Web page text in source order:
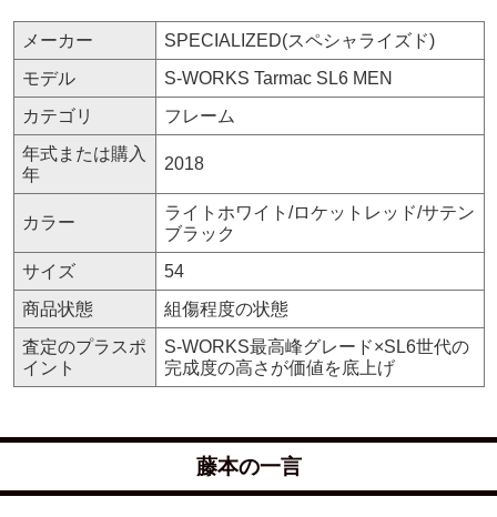
メーカー
SPECIALIZED(スペシャライズド)
モデル
S-WORKS Tarmac SL6 MEN
カテゴリ
フレーム
年式または購入
年
2018
カラー
ライトホワイト/ロケットレッド/サテン
ブラック
サイズ
54
商品状態
組傷程度の状態
査定のプラスポ
イント
S-WORKS最高峰グレード×SL6世代の
完成度の高さが価値を底上げ
藤本の一言